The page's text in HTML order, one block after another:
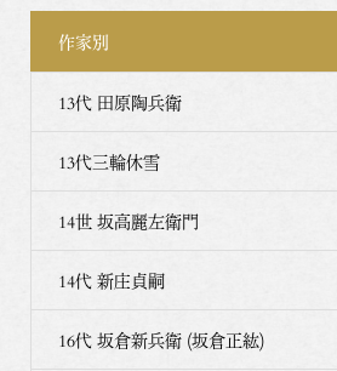
作家別
13代 田原陶兵衛
13代三輪休雪
14世 坂高麗左衛門
14代 新庄貞嗣
16代 坂倉新兵衛 (坂倉正紘)